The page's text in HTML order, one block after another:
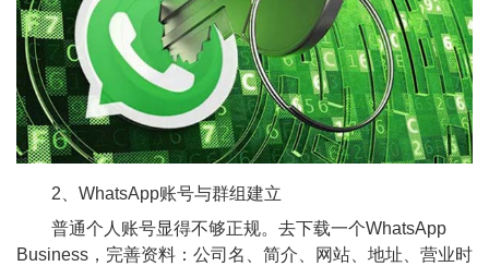
2、WhatsApp账号与群组建立
普通个人账号显得不够正规。去下载一个WhatsApp
Business，完善资料：公司名、简介、网站、地址、营业时